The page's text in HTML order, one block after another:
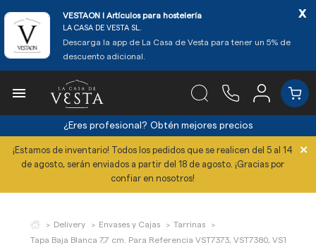
VESTAON l Artículos para hostelería
LA CASA DE VESTA SL.
Descarga la app de La Casa de Vesta para tener un 5% de
descuento adicional.
x

¿Eres profesional? Obtén mejores precios
¡Estamos de inventario! Todos los pedidos que se realicen del 5 al 14
de agosto, serán enviados a partir del 18 de agosto. ¡Gracias por
confiar en nosotros!
×
Delivery Envases y Cajas
Tarrinas
Tapa Baja Blanca 7,7 cm. Para Referencia VST7373, VST7380, VST7387